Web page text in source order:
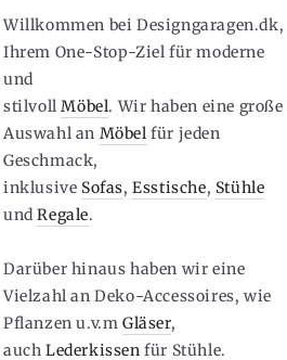
Willkommen bei Designgaragen.dk,
Ihrem One-Stop-Ziel für moderne
und
stilvollMöbel. Wir haben eine große
Auswahl an Möbel für jeden
Geschmack,
inklusive Sofas,Esstische, Stühle
undRegale.
Darüber hinaus haben wir eine
Vielzahl an Deko-Accessoires, wie
Pflanzen u.v.mGläser,
auchLederkissen für Stühle.